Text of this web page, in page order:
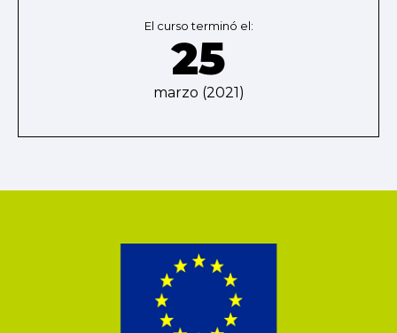
El curso terminó el:
25
marzo (2021)